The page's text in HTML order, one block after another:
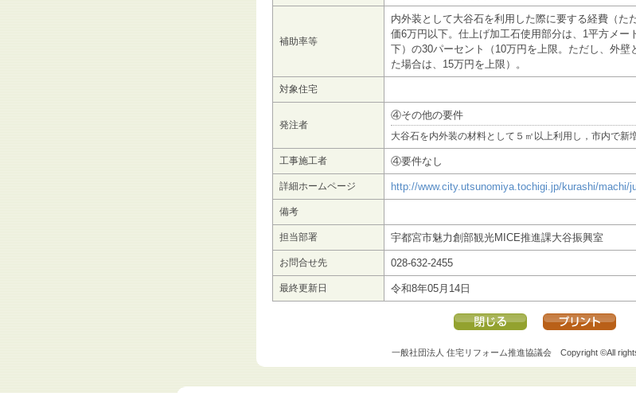
補助率等
内外装として大谷石を利用した際に要する経費（た
価6万円以下。仕上げ加工石使用部分は、1平方メー
下）の30パーセント（10万円を上限。ただし、外壁
た場合は、15万円を上限）。
対象住宅
発注者
④その他の要件
大谷石を内外装の材料として５㎡以上利用し，市内で新
工事施工者 ④要件なし
詳細ホームページ http://www.city.utsunomiya.tochigi.jp/kurashi/machi/
備考
担当部署 宇都宮市魅力創部観光MICE推進課大谷振興室
お問合せ先 028-632-2455
最終更新日 令和8年05月14日
一般社団法人 住宅リフォーム推進協議会Copyright ©All